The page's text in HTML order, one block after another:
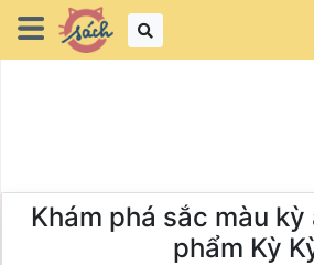
Khám phá sắc màu
phẩm Kỳ